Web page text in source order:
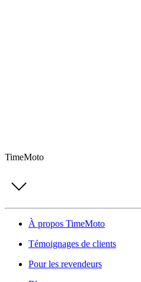
TimeMoto
À propos TimeMoto
Témoignages de clients
Pour les revendeurs